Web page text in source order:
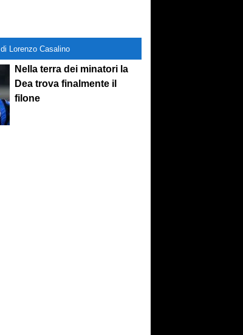
di Lorenzo Casalino
Nella terra dei minatori la
Dea trova finalmente il
filone